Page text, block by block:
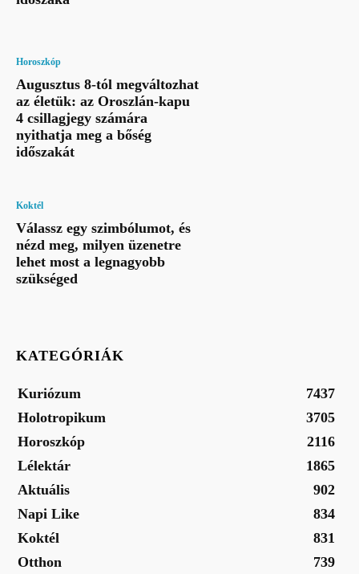
Horoszkóp
Augusztus 8-tól megváltozhat
az életük: az Oroszlán-kapu
4 csillagjegy számára
nyithatja meg a bőség
időszakát
Koktél
Válassz egy szimbólumot, és
nézd meg, milyen üzenetre
lehet most a legnagyobb
szükséged
KATEGÓRIÁK
Kuriózum
7437
Holotropikum
3705
Horoszkóp
2116
Lélektár
1865
Aktuális
902
Napi Like
834
Koktél
831
Otthon
739